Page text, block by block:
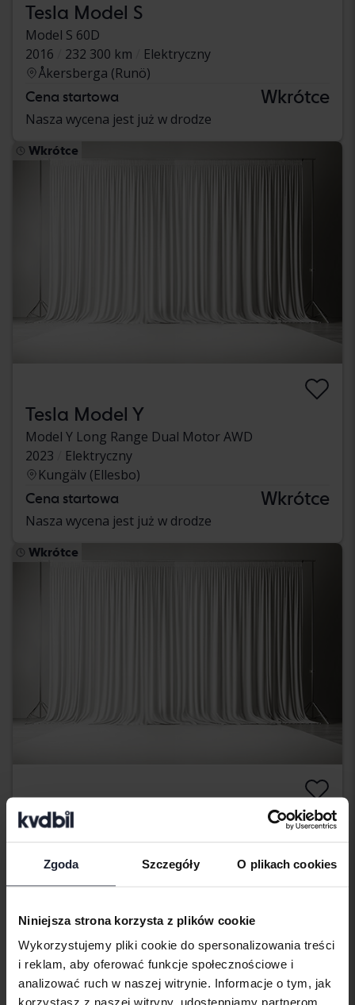
Zgoda Szczegóły O plikach cookies
Niniejsza strona korzysta z plików cookie
Wykorzystujemy pliki cookie do spersonalizowania treści
i reklam, aby oferować funkcje społecznościowe i
analizować ruch w naszej witrynie. Informacje o tym, jak
korzystasz z naszej witryny, udostępniamy partnerom
Tesla Model S
Model S 60D
2016
232 300 km
Elektryczny
Åkersberga (Runö)
Cena startowa Wkrótce
Nasza wycena jest już w drodze
Wkrótce
Tesla Model Y
Model Y Long Range Dual Motor AWD
2023
Elektryczny
Kungälv (Ellesbo)
Cena startowa Wkrótce
Nasza wycena jest już w drodze
Wkrótce
Tesla Model Y
2022
120 780 km
Elektryczny
Arboga
Nasza wycena jest już w drodze
Wkrótce